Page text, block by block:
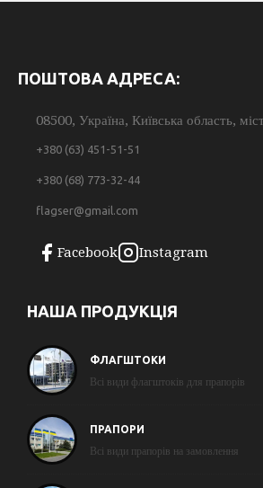
ПОШТОВА АДРЕСА:
08500, Україна, Київська область,
+380 (63) 451-51-51
+380 (68) 773-32-44
flagser@gmail.com
Facebook Instagram
НАША ПРОДУКЦІЯ
ФЛАГШТОКИ
Всі види флагштоків для прапорів
ПРАПОРИ
Всі види прапорів на замовлення